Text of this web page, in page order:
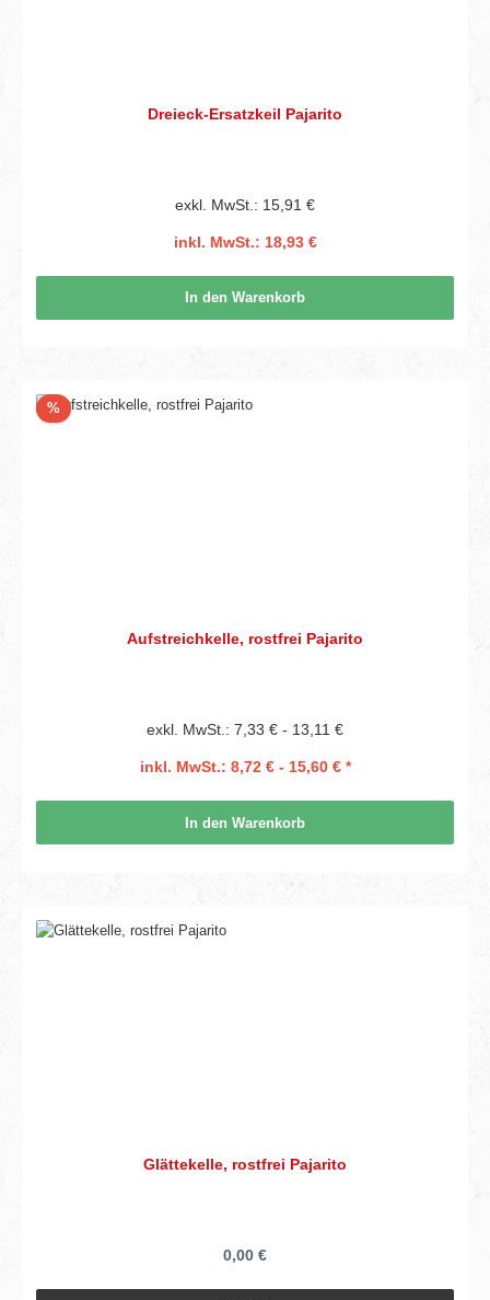
Dreieck-Ersatzkeil Pajarito
exkl. MwSt.: 15,91 €
inkl. MwSt.: 18,93 €
In den Warenkorb
%Rabatt
Aufstreichkelle, rostfrei Pajarito
exkl. MwSt.: 7,33 € - 13,11 €
inkl. MwSt.: 8,72 € - 15,60 € *
In den Warenkorb
Glättekelle, rostfrei Pajarito
0,00 €